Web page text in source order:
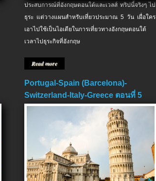
ประสบการณ์ที่อังกฤษตอนใต้และเวลส์ ทริปนี้จริงๆ ไป
ธุระ แต่วางแผนสำหรับเที่ยวประมาณ 5 วัน เผื่อใคร
เอาไปใช้เป็นไอเดียในการเที่ยวทางอังกฤษตอนใต้
เวลาไปธุระกิจที่อังกฤษ
Read more
Portugal-Spain (Barcelona)-
Switzerland-Italy-Greece ตอนที่ 5